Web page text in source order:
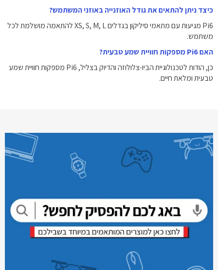
כיצד ניתן להתאים את גודל האוזנייה באוזני המשתמש?
Pi6 מגיעות עם מתאמי סיליקון בגדלים XS, S, M, L להתאמה מושלמת לכל
משתמש.
האם Pi6 מספקות חוויית שמע טבעית?
כן, הודות לטכנולוגיית הביו-צלולוזה והדיוק בצליל, Pi6 מספקות חוויית שמע
טבעית ומלאת חיים.